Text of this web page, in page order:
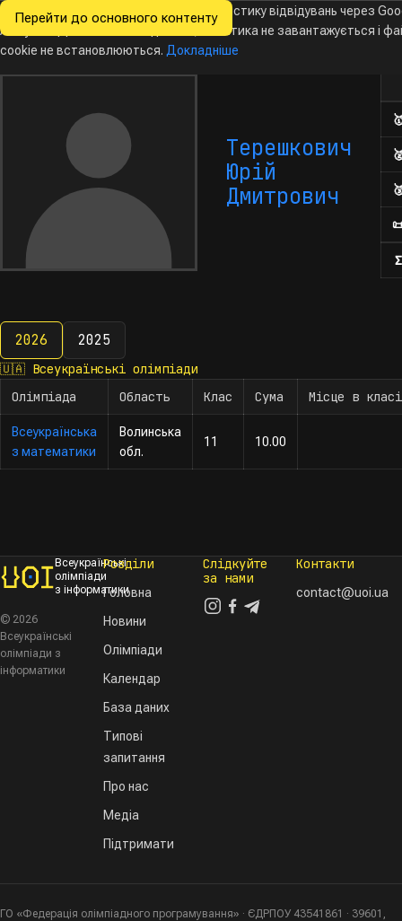
Перейти до основного контенту
Всеукраїнські
з інформатики
НовиниОлімпіадиКалендарБаза даних
Терешкович
Юрій
Дмитрович
Σ
2026 2025
2026
🇺🇦 Всеукраїнські олімпіади
Олімпіада
Область Клас Сума Місце в класі
Всеукраїнська
з математики
Волинська
обл.
11 10.00
Всеукраїнські
олімпіади
з інформатики
© 2026
Всеукраїнські
олімпіади з
інформатики
Розділи
Головна
Новини
Олімпіади
Календар
База даних
Типові
запитання
Про нас
Медіа
Підтримати
Слідкуйте
за нами
Контакти
contact@uoi.ua
ГО «Федерація олімпіадного програмування» · ЄДРПОУ 43541861 · 39601,
Ми хочемо збирати знеособлену статистику відвідувань через
Analytics. Доки ви не погодитесь, аналітика не завантажується і
cookie не встановлюються. Докладніше